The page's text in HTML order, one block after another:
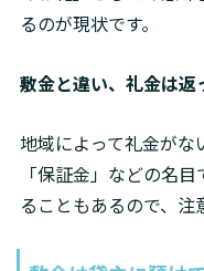
るのが現状です。
敷金と違い、礼金は返
地域によって礼金がな
「保証金」などの名
ることもあるので、注